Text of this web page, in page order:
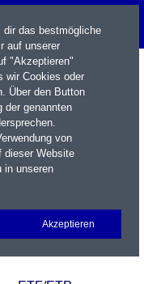
Login
dir das bestmögliche
auf unserer
"Akzeptieren"
wir Cookies oder
Über den Button
der genannten
von
dieser Website
in unseren
Akzeptieren